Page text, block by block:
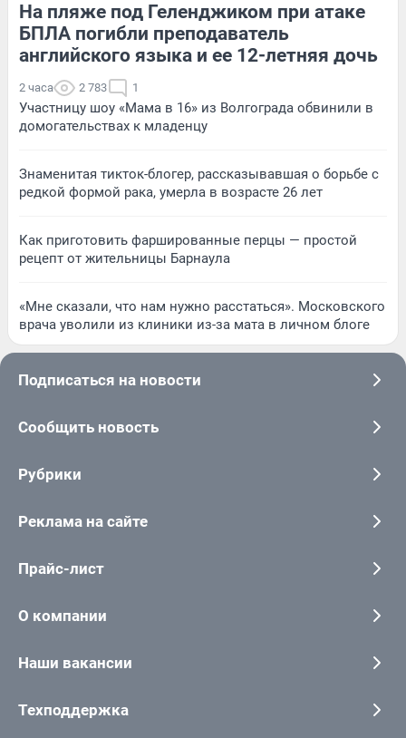
На пляже под Геленджиком при атаке
БПЛА погибли преподаватель
английского языка и ее 12-летняя дочь
2 часа 2 783 1
Участницу шоу «Мама в 16» из Волгограда обвинили в
домогательствах к младенцу
Знаменитая тикток-блогер, рассказывавшая о борьбе с
редкой формой рака, умерла в возрасте 26 лет
Как приготовить фаршированные перцы — простой
рецепт от жительницы Барнаула
«Мне сказали, что нам нужно расстаться». Московского
врача уволили из клиники из-за мата в личном блоге
Подписаться на новости
Сообщить новость
Рубрики
Реклама на сайте
Прайс-лист
О компании
Наши вакансии
Техподдержка